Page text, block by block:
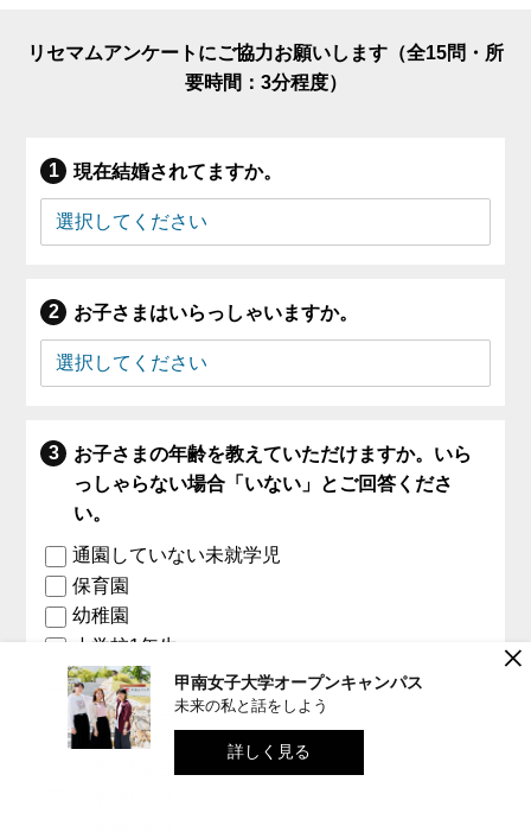
リセマムアンケートにご協力お願いします（全15問・所
要時間：3分程度）
現在結婚されてますか。
お子さまはいらっしゃいますか。
お子さまの年齢を教えていただけますか。いら
っしゃらない場合「いない」とご回答くださ
い。
通園していない未就学児
保育園
幼稚園
小学校1年生
小学校2年生
小学校3年生
小学校4年生
×
甲南女子大学オープンキャンパス
未来の私と話をしよう
詳しく見る